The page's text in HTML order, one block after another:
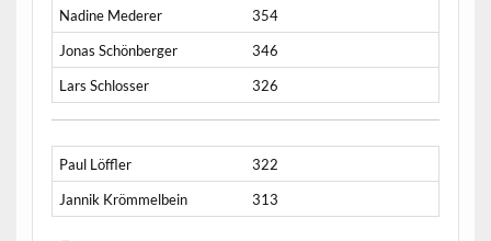
Nadine Mederer
354
Jonas Schönberger
346
Lars Schlosser
326
Paul Löffler
322
Jannik Krömmelbein
313